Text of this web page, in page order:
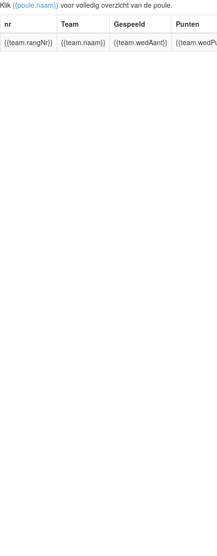
Klik {{poule.naam}} voor volledig overzicht van de poule.
nr
Team Gespeeld
Punten
{{team.rangNr}}
{{team.naam}} {{team.wedAant}}